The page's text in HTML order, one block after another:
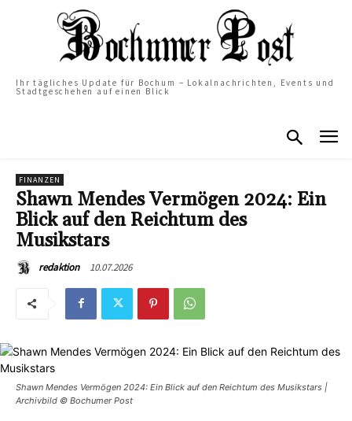
Ihr tägliches Update für Bochum – Lokalnachrichten, Events und
Stadtgeschehen auf einen Blick
FINANZEN
Shawn Mendes Vermögen 2024: Ein
Blick auf den Reichtum des
Musikstars
redaktion 10.07.2026
Shawn Mendes Vermögen 2024: Ein Blick auf den Reichtum des Musikstars |
Archivbild © Bochumer Post